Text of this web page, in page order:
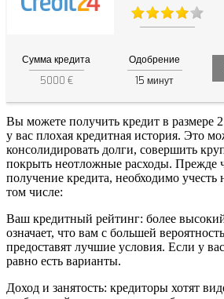
Сумма кредита
5000 €
Одобрение
15 минут
Вы можете получить кредит в размере
у вас плохая кредитная история. Это
консолидировать долги, совершить
покрыть неотложные расходы. Прежде
получение кредита, необходимо учесть
том числе:
Ваш кредитный рейтинг: более
означает, что вам с большей
предоставят лучшие условия. Если у
равно есть варианты.
Доход и занятость: кредиторы хотят